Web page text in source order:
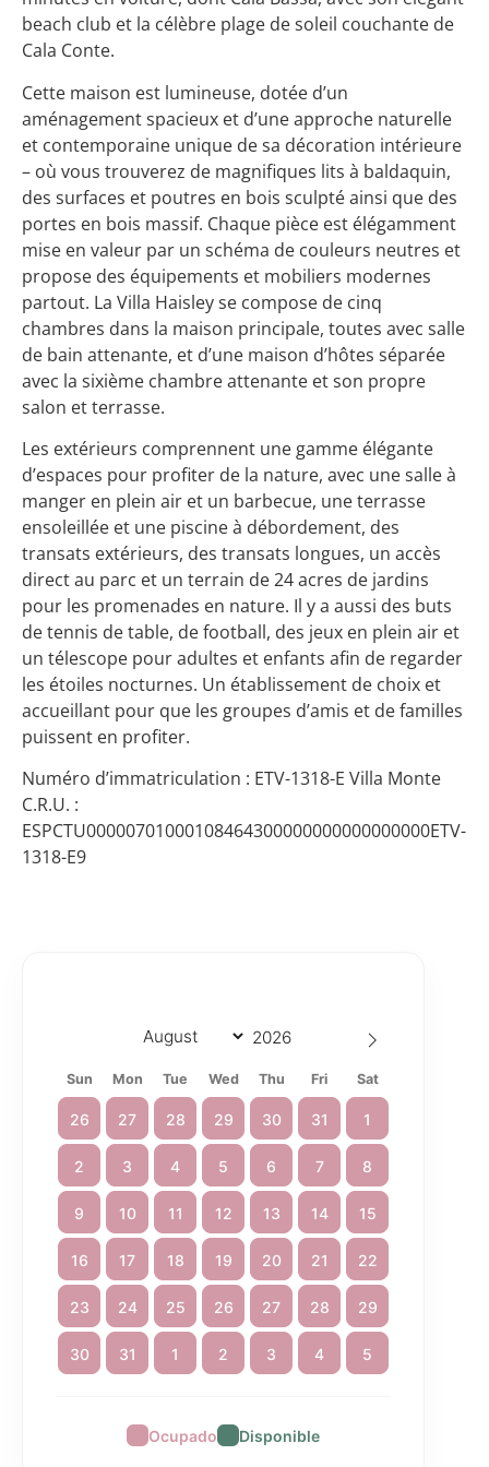
beach club et la célèbre plage de soleil couchante de
Cala Conte.
Cette maison est lumineuse, dotée d’un
aménagement spacieux et d’une approche naturelle
et contemporaine unique de sa décoration intérieure
– où vous trouverez de magnifiques lits à baldaquin,
des surfaces et poutres en bois sculpté ainsi que des
portes en bois massif. Chaque pièce est élégamment
mise en valeur par un schéma de couleurs neutres et
propose des équipements et mobiliers modernes
partout. La Villa Haisley se compose de cinq
chambres dans la maison principale, toutes avec salle
de bain attenante, et d’une maison d’hôtes séparée
avec la sixième chambre attenante et son propre
salon et terrasse.
Les extérieurs comprennent une gamme élégante
d’espaces pour profiter de la nature, avec une salle à
manger en plein air et un barbecue, une terrasse
ensoleillée et une piscine à débordement, des
transats extérieurs, des transats longues, un accès
direct au parc et un terrain de 24 acres de jardins
pour les promenades en nature. Il y a aussi des buts
de tennis de table, de football, des jeux en plein air et
un télescope pour adultes et enfants afin de regarder
les étoiles nocturnes. Un établissement de choix et
accueillant pour que les groupes d’amis et de familles
puissent en profiter.
Numéro d’immatriculation : ETV-1318-E Villa Monte
C.R.U. :
ESPCTU00000701000108464300000000000000000ETV-
1318-E9
Sun Mon Tue Wed Thu Fri Sat
26 27 28 29 30 31 1
2 3 4 5 6 7 8
9 10 11 12 13 14 15
16 17 18 19 20 21 22
23 24 25 26 27 28 29
30 31 1 2 3 4 5
Ocupado Disponible